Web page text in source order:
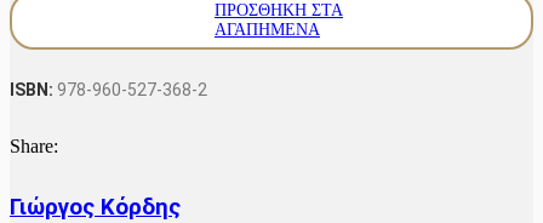
ΠΡΟΣΘΉΚΗ ΣΤΑ
ΑΓΑΠΗΜΈΝΑ
ISBN: 978-960-527-368-2
Share:
Γιώργος Κόρδης